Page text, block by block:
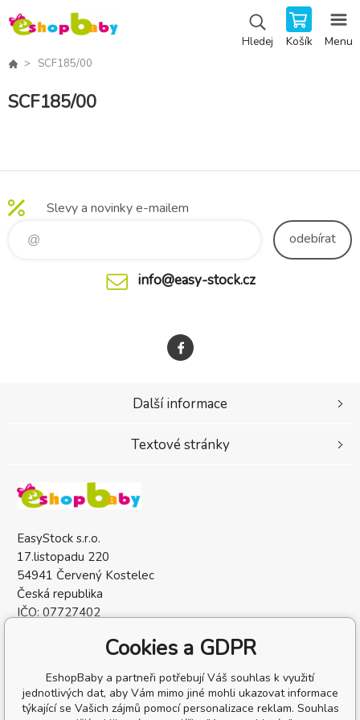
Hledej Košík Menu
SCF185/00
SCF185/00
Slevy a novinky e-mailem
odebírat
info@easy-stock.cz
EasyStock s.r.o.
17.listopadu 220
54941 Červený Kostelec
Česká republika
IČO: 07727402
Další informace
Textové stránky
Cookies a GDPR
EshopBaby a partneři potřebují Váš souhlas k využití
jednotlivých dat, aby Vám mimo jiné mohli ukazovat informace
týkající se Vašich zájmů pomocí personalizace reklam. Souhlas